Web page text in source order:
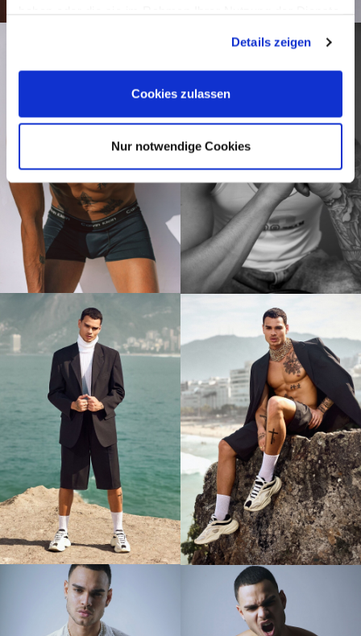
Details zeigen
Cookies zulassen
Nur notwendige Cookies